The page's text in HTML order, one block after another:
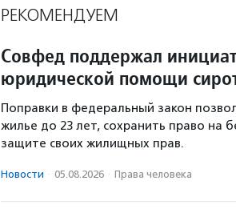
РЕКОМЕНДУЕМ
Совфед поддержал
юридической помощи
Поправки в федеральный закон
жилье до 23 лет, сохранить право на
защите своих жилищных прав.
Новости · 05.08.2026 · Права человека